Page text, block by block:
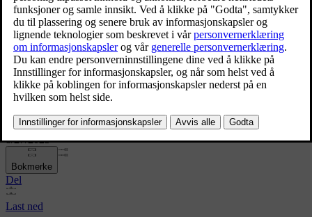
Volvo Cars reveals the new
XC70 – a plug-in hybrid for
every journey
8/27/2025
Bokmerke
Del
Last ned